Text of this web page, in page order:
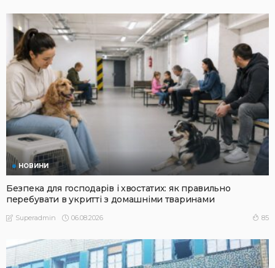
НОВИНИ
Безпека для господарів і хвостатих: як правильно
перебувати в укритті з домашніми тваринами
Superadmin 06.08.2026 85